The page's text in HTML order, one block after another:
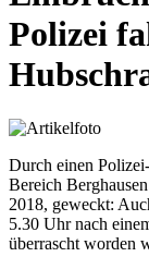
Polizei
Durch einen
Bereich
2018, geweckt:
5.30 Uhr nach
überrascht worden